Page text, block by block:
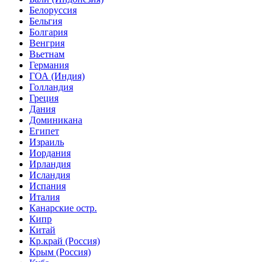
Белоруссия
Бельгия
Болгария
Венгрия
Вьетнам
Германия
ГОА (Индия)
Голландия
Греция
Дания
Доминикана
Египет
Израиль
Иордания
Ирландия
Исландия
Испания
Италия
Канарские остр.
Кипр
Китай
Кр.край (Россия)
Крым (Россия)